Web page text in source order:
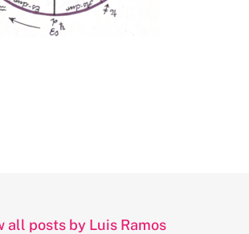
all posts by Luis Ramos